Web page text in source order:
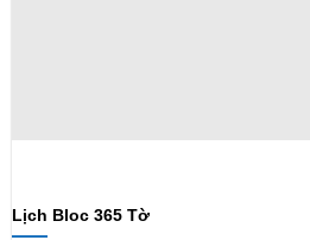
Lịch Bloc 365 Tờ